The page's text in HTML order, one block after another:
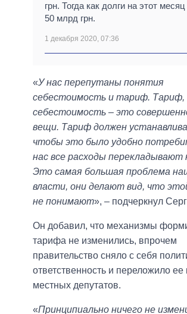
грн. Тогда как долги на этот
50 млрд грн.
1 декабря 2020, 07:36
«У нас перепутаны понятия
себестоимость и тариф. Тариф,
себестоимость ‒ это
вещи. Тариф должен
чтобы это было удобно
нас все расходы
Это самая большая проблема
власти, они делают вид, что
не понимают», ‒ подчеркнул
Он добавил, что механизмы
тарифа не изменились, впрочем
правительство сняло с себя
ответственность и переложило ее
местных депутатов.
«Принципиально ничего не